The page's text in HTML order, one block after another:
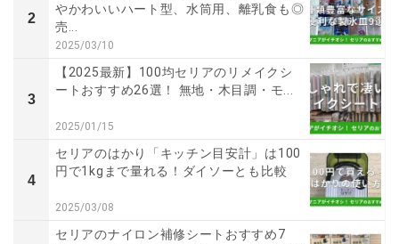
2
やかわいいハート型、水筒用、離乳食も◎
売...
2025/03/10
3
【2025最新】100均セリアのリメイクシ
ートおすすめ26選！ 無地・木目調・モ...
2025/01/15
4
セリアのはかり「キッチン目安計」は100
円で1kgまで量れる！ダイソーとも比較
2025/03/08
セリアのナイロン補修シートおすすめ7